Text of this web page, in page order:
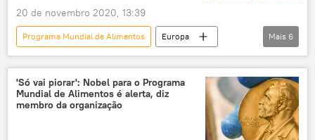
20 de novembro 2020, 13:39
Programa Mundial de Alimentos
Europa
Mundo
Notícias
Etiópia
Refugiados
Programa Mundial de Alimentos da Organização das Nações Unidas
Mais 6
'Só vai piorar': Nobel para o Programa
Mundial de Alimentos é alerta, diz
membro da organização